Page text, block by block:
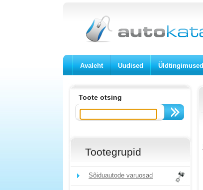
Avaleht Uudised Üldtingimused
Toote otsing
Tootegrupid
Sõiduautode varuosad